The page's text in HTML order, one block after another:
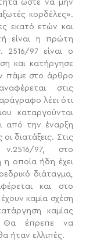
ώστε να μην
κορδέλες».
εκατό ετών και
είναι η πρώτη
2516/97 είναι ο
και κατήργησε
πάμε στο άρθρο
στις
λέει ότι
καταργούνται
από την έναρξη
διατάξεις. Στις
ν.2516/97, στο
η οποία ήδη έχει
διάταγμα,
και στο
καμία σχέση
καμίας
Θα έπρεπε να
ήταν ελλιπές.